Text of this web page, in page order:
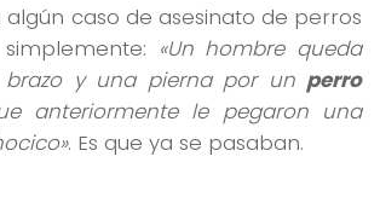
caso de asesinato de perros
«Un hombre queda
y una pierna por un perro
anteriormente le pegaron una
. Es que ya se pasaban.